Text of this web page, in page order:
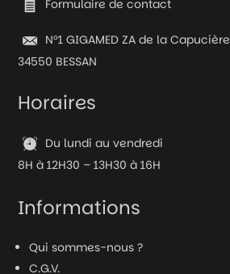
Formulaire de contact
N°1 GIGAMED ZA de la Capucière
34550 BESSAN
Horaires
Du lundi au vendredi
8H à 12H30 – 13H30 à 16H
Informations
Qui sommes-nous ?
C.G.V.